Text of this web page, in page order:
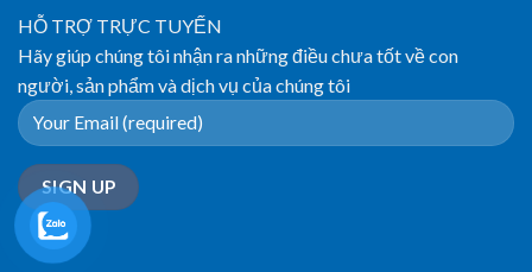
HỖ TRỢ TRỰC TUYẾN
Hãy giúp chúng tôi nhận ra những điều chưa tốt về con
người, sản phẩm và dịch vụ của chúng tôi